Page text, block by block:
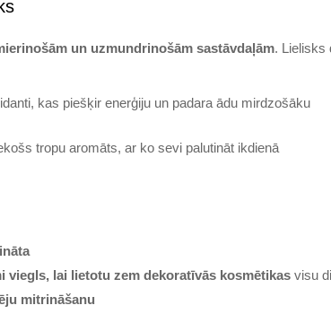
un uzmundrinošām sastāvdaļām. Lielisks
kas piešķir enerģiju un padara ādu mirdzošāku
tropu aromāts, ar ko sevi palutināt ikdienā
viegls, lai lietotu zem dekoratīvās kosmētikas visu
mitrināšanu